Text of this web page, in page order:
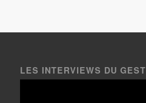
LES INTERVIEWS DU GEST